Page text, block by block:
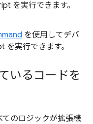
を実行できます。
を使用してデバ
を実行できます。
いるコードを
のロジックが拡張機